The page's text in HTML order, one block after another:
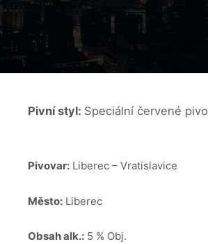
Pivní styl: Speciální červené pivo
Pivovar: Liberec – Vratislavice
Město: Liberec
Obsah alk.: 5 % Obj.